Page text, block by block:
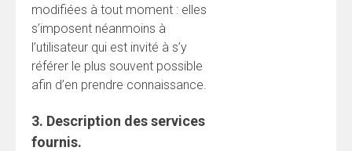
modifiées à tout moment : elles
s’imposent néanmoins à
l’utilisateur qui est invité à s’y
référer le plus souvent possible
afin d’en prendre connaissance.
3. Description des services
fournis.